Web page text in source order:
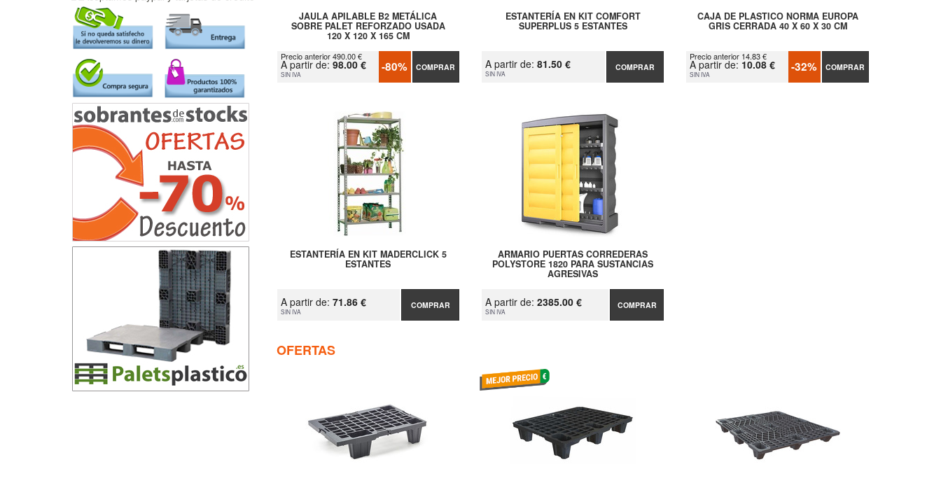
JAULA APILABLE B2 METÁLICA
SOBRE PALET REFORZADO USADA
120 X 120 X 165 CM
Precio anterior 490.00 €
A partir de: 98.00 €
SIN IVA -80% COMPRAR
ESTANTERÍA EN KIT COMFORT
SUPERPLUS 5 ESTANTES
A partir de: 81.50 €
SIN IVA
COMPRAR
CAJA DE PLASTICO NORMA EUROPA
GRIS CERRADA 40 X 60 X 30 CM
Precio anterior 14.83 €
A partir de: 10.08 €
SIN IVA -32% COMPRAR
ESTANTERÍA EN KIT MADERCLICK 5
ESTANTES
A partir de: 71.86 €
SIN IVA
COMPRAR
ARMARIO PUERTAS CORREDERAS
POLYSTORE 1820 PARA SUSTANCIAS
AGRESIVAS
A partir de: 2385.00 €
SIN IVA
COMPRAR
OFERTAS